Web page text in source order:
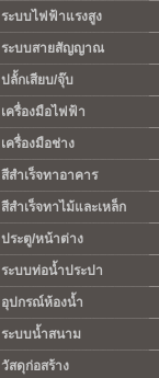
ระบบไฟฟ้าแรงสูง
ระบบสายสัญญาณ
ปลั้กเสียบ/จุ๊บ
เครื่องมือไฟฟ้า
เครื่องมือช่าง
สีสำเร็จทาอาคาร
สีสำเร็จทาไม้และเหล็ก
ประตู/หน้าต่าง
ระบบท่อน้ำประปา
อุปกรณ์ห้องน้ำ
ระบบน้ำสนาม
วัสดุก่อสร้าง